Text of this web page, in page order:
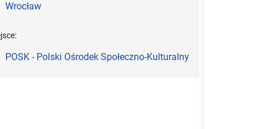
Wrocław
POSK - Polski Ośrodek Społeczno-Kulturalny